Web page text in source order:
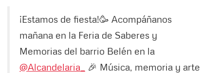
¡Estamos de fiesta!🥳 Acompáñanos
mañana en la Feria de Saberes y
Memorias del barrio Belén en la
@Alcandelaria_
🎉 Música, memoria y arte